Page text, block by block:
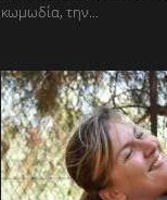
κωμωδία, την...